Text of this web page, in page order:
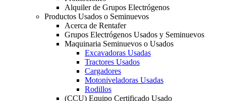
Alquiler de Grupos Electrógenos
Productos Usados o Seminuevos
Acerca de Rentafer
Grupos Electrógenos Usados y Seminuevos
Maquinaria Seminuevos o Usados
Excavadoras Usadas
Tractores Usados
Cargadores
Motoniveladoras Usadas
Rodillos
(CCU) Equipo Certificado Usado